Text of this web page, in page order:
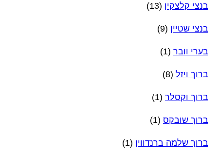
בנצי קלצקין (13)
בנצי שטיין (9)
בערי וובר (1)
ברוך ויזל (8)
ברוך וקסלר (1)
ברוך שובקס (1)
ברוך שלמה ברנדווין (1)